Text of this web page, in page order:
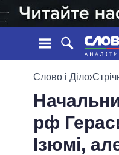
СТРІЧКА
ПОДІЇ
СТАТТІ
Слово і Діло›
рф
Ізюмі,